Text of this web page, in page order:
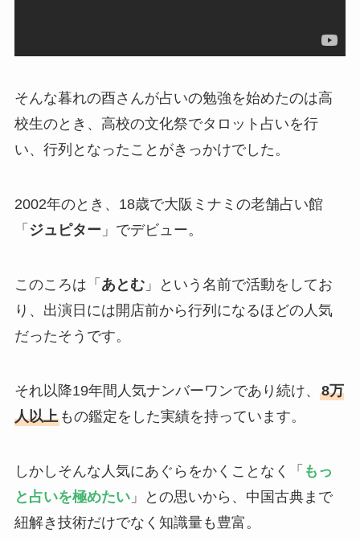
そんな暮れの酉さんが占いの勉強を始めたのは高
校生のとき、高校の文化祭でタロット占いを行
い、行列となったことがきっかけでした。
2002年のとき、18歳で大阪ミナミの老舗占い館
「 ジュピター 」でデビュー。
このころは「 あとむ」という名前で活動をしてお
り、出演日には開店前から行列になるほどの人気
だったそうです。
それ以降19年間人気ナンバーワンであり続け、 8万
人以上もの鑑定をした実績を持っています。
しかしそんな人気にあぐらをかくことなく「 もっ
と占いを極めたい」との思いから、中国古典まで
紐解き技術だけでなく知識量も豊富。